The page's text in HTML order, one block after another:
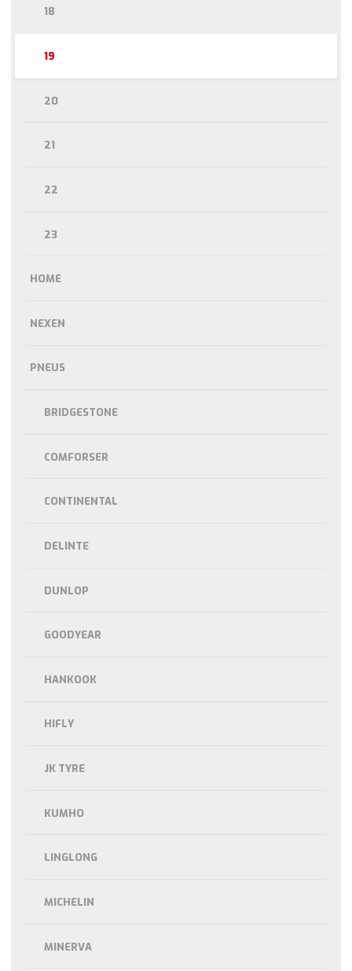
18
19
20
21
22
23
HOME
NEXEN
PNEUS
BRIDGESTONE
COMFORSER
CONTINENTAL
DELINTE
DUNLOP
GOODYEAR
HANKOOK
HIFLY
JK TYRE
KUMHO
LINGLONG
MICHELIN
MINERVA